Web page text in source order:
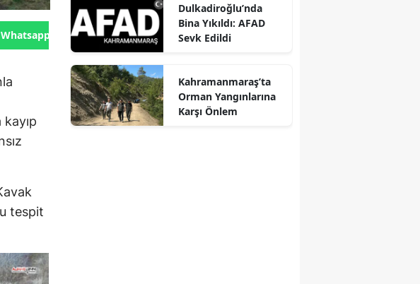
Whatsapp'tan Gönder
tespit
Dulkadiroğlu’nda
Bina Yıkıldı: AFAD
Sevk Edildi
Kahramanmaraş’ta
Orman Yangınlarına
Karşı Önlem